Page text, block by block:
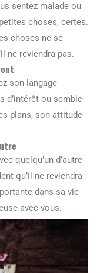
sentez malade ou
choses, certes.
choses ne se
ne reviendra pas.
son langage
d’intérêt ou semble-
plans, son attitude
quelqu’un d’autre
qu’il ne reviendra
dans sa vie
avec vous.